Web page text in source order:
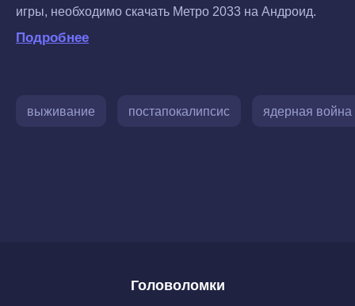
игры, необходимо скачать Метро 2033 на Андроид.
Подробнее
выживание постапокалипсис ядерная война
Головоломки